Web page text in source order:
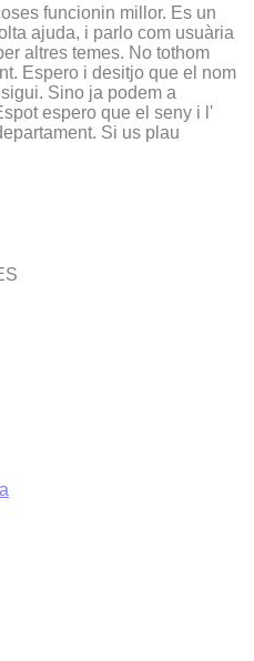
funcionin millor. Es un
ajuda, i parlo com usuària
altres temes. No tothom
Espero i desitjo que el nom
Sino ja podem a
espero que el seny i l'
Si us plau